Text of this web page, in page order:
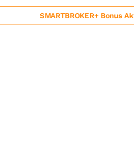
SMARTBROKER+ Bonus